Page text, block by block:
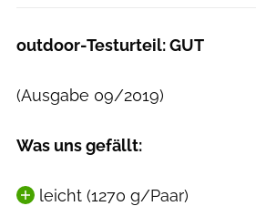
outdoor-Testurteil: GUT
(Ausgabe 09/2019)
Was uns gefällt:
leicht (1270 g/Paar)